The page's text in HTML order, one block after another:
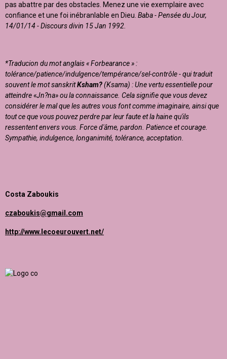
pas abattre par des obstacles. Menez une vie exemplaire avec
confiance et une foi inébranlable en Dieu. Baba - Pensée du Jour,
14/01/14 - Discours divin 15 Jan 1992.
*Traducion du mot anglais «Forbearance » :
tolérance/patience/indulgence/tempérance/sel-contrôle - qui traduit
souvent le mot sanskritKsham?(Ksama) : Une vertu essentielle pour
atteindre «Jn?na» ou la connaissance. Cela signifie que vous devez
considérer le mal que les autres vous font comme imaginaire, ainsi que
tout ce que vous pouvez perdre par leur faute et la haine qu'ils
ressentent envers vous. Force d'âme, pardon. Patience et courage.
Sympathie, indulgence, longanimité, tolérance, acceptation.
Costa Zaboukis
czaboukis@gmail.com
http://www.lecoeurouvert.net/